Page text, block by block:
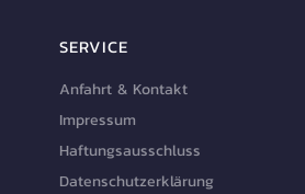
SERVICE
Anfahrt & Kontakt
Impressum
Haftungsausschluss
Datenschutzerklärung